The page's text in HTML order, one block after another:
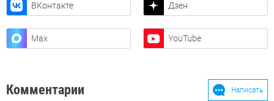
ВКонтакте Дзен
Max YouTube
Комментарии Написать